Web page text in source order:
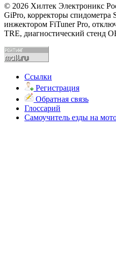
© 2026 Хилтек Электроникс
GiPro, корректоры спидометра
инжектором FiTuner Pro,
TRE, диагностический стенд
Ссылки
Регистрация
Обратная связь
Глоссарий
Самоучитель езды на